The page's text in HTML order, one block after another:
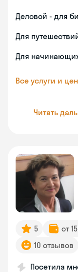
Деловой - для
Для
Для
Все услуги и
Читать
5 от
10 отзывов
Посетила